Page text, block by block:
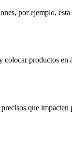
por ejemplo,
productos en
que impacten